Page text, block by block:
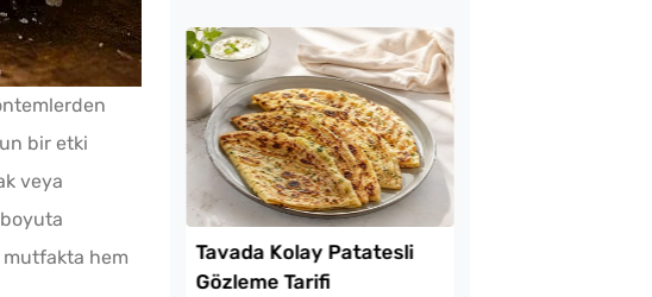
Soğuk Baklava Sadece 1 Patates ve
bir etki
veya
mutfakta hem